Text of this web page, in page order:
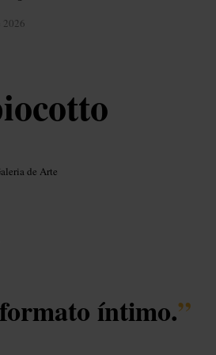
2026
de Arte
íntimo.”